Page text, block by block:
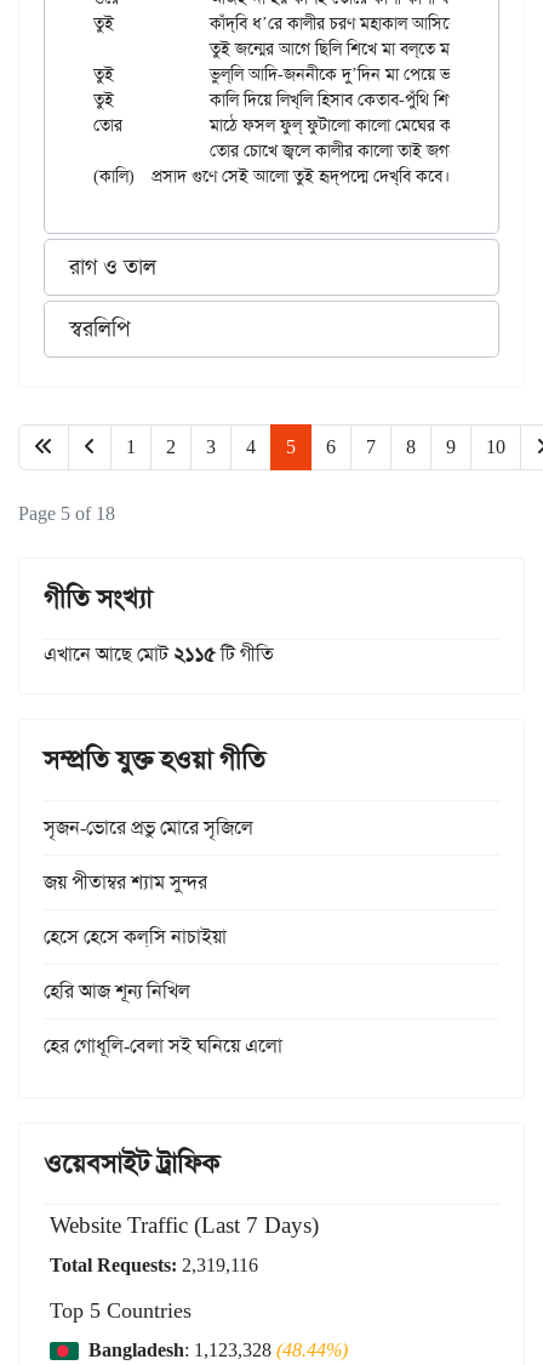
তুই 		কাঁদ্‌বি ধ’রে কালীর চরণ মহাকাল আসিবে যবে।।
		তুই জন্মের আগে ছিলি শিখে মা বল্‌তে মা কালীকে,
তুই 		ভুল্‌লি আদি-জননীকে দু’দিন মা পেয়ে ভবে।।
তুই 		কালি দিয়ে লিখ্‌লি হিসাব কেতাব-পুঁথি শিখ্‌লি পড়া,
তোর		মাঠে ফসল ফুল্ ফুটালো কালো মেঘের কালি-ঝরা।
রাগ ও তাল
স্বরলিপি
1 2 3 4 5 6 7 8 9 10
Page 5 of 18
গীতি সংখ্যা
এখানে আছে মোট২১১৫টি গীতি
সম্প্রতি যুক্ত হওয়া গীতি
সৃজন-ভোরে প্রভু মোরে সৃজিলে
জয় পীতাম্বর শ্যাম সুন্দর
হেসে হেসে কল্‌সি নাচাইয়া
হেরি আজ শূন্য নিখিল
হের গোধূলি-বেলা সই ঘনিয়ে এলো
ওয়েবসাইট ট্রাফিক
Website Traffic (Last 7 Days)
Total Requests: 2,319,116
Top 5 Countries
Bangladesh: 1,123,328(48.44%)